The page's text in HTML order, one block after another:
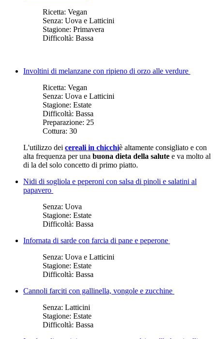
Ricetta: Vegan
Senza: Uova e Latticini
Stagione: Primavera
Difficoltà: Bassa
Involtini di melanzane con ripieno di orzo alle verdure
Ricetta: Vegan
Senza: Uova e Latticini
Stagione: Estate
Difficoltà: Bassa
Preparazione: 25
Cottura: 30
​L'utilizzo dei cereali in chicchiè altamente consigliato e con
alta frequenza per una buona dieta della salute e va molto al
di la del solo concetto di primo piatto.
Nidi di sogliola e peperoni con salsa di pinoli e salatini al
papavero
Senza: Uova
Stagione: Estate
Difficoltà: Bassa
Infornata di sarde con farcia di pane e peperone
Senza: Uova e Latticini
Stagione: Estate
Difficoltà: Bassa
Cannoli farciti con gallinella, vongole e zucchine
Senza: Latticini
Stagione: Estate
Difficoltà: Bassa